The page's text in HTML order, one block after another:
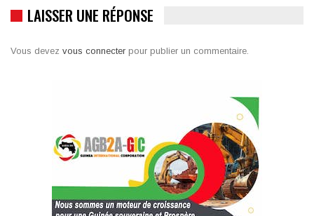
LAISSER UNE RÉPONSE
Vous devez vous connecter pour publier un commentaire.